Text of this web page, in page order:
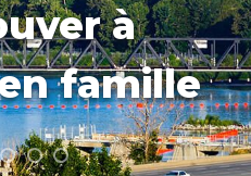
à
famille